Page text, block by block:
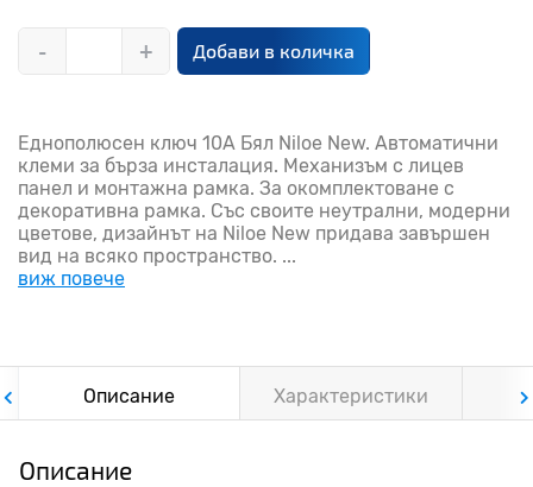
- + Добави в количка
Еднополюсен ключ 10A Бял Niloe New. Автоматични
клеми за бърза инсталация. Механизъм с лицев
панел и монтажна рамка. За окомплектоване с
декоративна рамка. Със своите неутрални, модерни
цветове, дизайнът на Niloe New придава завършен
вид на всяко пространство. ...
виж повече
Описание Характеристики
Описание